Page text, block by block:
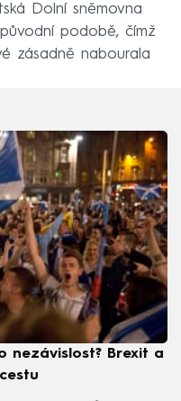
Dolní sněmovna
podobě, čímž
zásadně nabourala
nezávislost? Brexit a